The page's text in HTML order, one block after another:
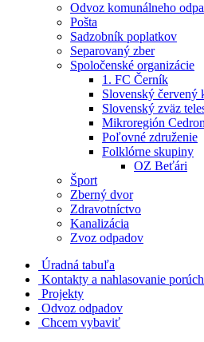
Odvoz komunálneho
Pošta
Sadzobník poplatkov
Separovaný zber
Spoločenské organizácie
1. FC Černík
Slovenský červený
Slovenský zväz
Mikroregión
Poľovné združenie
Folklórne skupiny
OZ Beťári
Šport
Zberný dvor
Zdravotníctvo
Kanalizácia
Zvoz odpadov
Úradná tabuľa
Kontakty a nahlasovanie porúch
Projekty
Odvoz odpadov
Chcem vybaviť